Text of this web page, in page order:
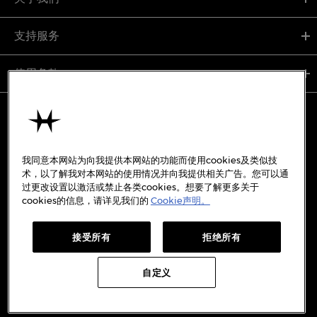
支持服务
使用条款
备案号:沪ICP备19045273号-7
沪公网安备31010402333842号
Copyright © 2026 Hamilton International Ltd. All rights
WECHAT
WEIBO
我同意本网站为向我提供本网站的功能而使用cookies及类似技
术，以了解我对本网站的使用情况并向我提供相关广告。您可以通
过更改设置以激活或禁止各类cookies。想要了解更多关于
cookies的信息，请详见我们的 Cookie声明。
接受所有 拒绝所有
自定义